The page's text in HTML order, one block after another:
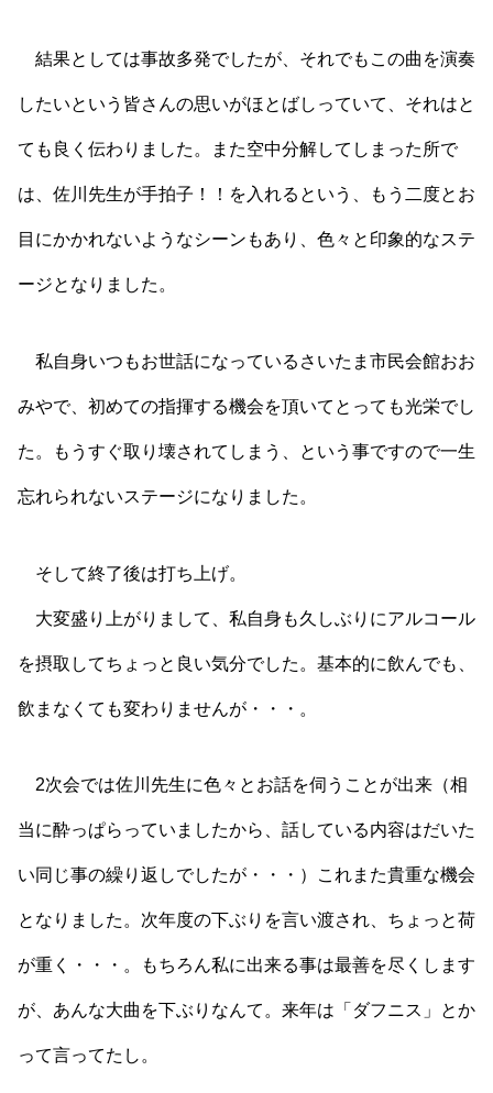
結果としては事故多発でしたが、それでもこの曲を演奏
したいという皆さんの思いがほとばしっていて、それはと
ても良く伝わりました。また空中分解してしまった所で
は、佐川先生が手拍子！！を入れるという、もう二度とお
目にかかれないようなシーンもあり、色々と印象的なステ
ージとなりました。
私自身いつもお世話になっているさいたま市民会館おお
みやで、初めての指揮する機会を頂いてとっても光栄でし
た。もうすぐ取り壊されてしまう、という事ですので一生
忘れられないステージになりました。
そして終了後は打ち上げ。
大変盛り上がりまして、私自身も久しぶりにアルコール
を摂取してちょっと良い気分でした。基本的に飲んでも、
飲まなくても変わりませんが・・・。
2次会では佐川先生に色々とお話を伺うことが出来（相
当に酔っぱらっていましたから、話している内容はだいた
い同じ事の繰り返しでしたが・・・）これまた貴重な機会
となりました。次年度の下ぶりを言い渡され、ちょっと荷
が重く・・・。もちろん私に出来る事は最善を尽くします
が、あんな大曲を下ぶりなんて。来年は「ダフニス」とか
って言ってたし。